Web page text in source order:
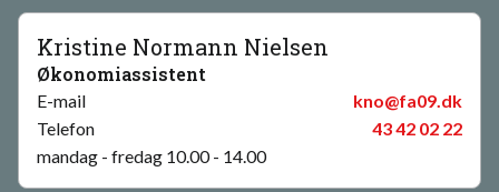
Kristine Normann Nielsen
Økonomiassistent
E-mail
kno@fa09.dk
Telefon
43 42 02 22
mandag - fredag 10.00 - 14.00